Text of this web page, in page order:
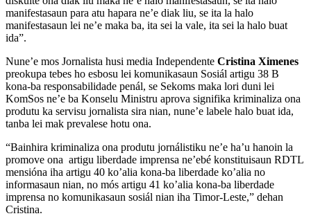
manifestasaun para atu hapara ne’e diak liu, se ita la halo
manifestasaun lei ne’e maka ba, ita sei la vale, ita sei la halo buat
ida”.
Nune’e mos Jornalista husi media Independente Cristina Ximenes
preokupa tebes ho esbosu lei komunikasaun Sosiál artigu 38 B
kona-ba responsabilidade penál, se Sekoms maka lori duni lei
KomSos ne’e ba Konselu Ministru aprova signifika kriminaliza ona
produtu ka servisu jornalista sira nian, nune’e labele halo buat ida,
tanba lei mak prevalese hotu ona.
“Bainhira kriminaliza ona produtu jornálistiku ne’e ha’u hanoin la
promove ona artigu liberdade imprensa ne’ebé konstituisaun RDTL
mensióna iha artigu 40 ko’alia kona-ba liberdade ko’alia no
informasaun nian, no mós artigu 41 ko’alia kona-ba liberdade
imprensa no komunikasaun sosiál nian iha Timor-Leste,” dehan
Cristina.